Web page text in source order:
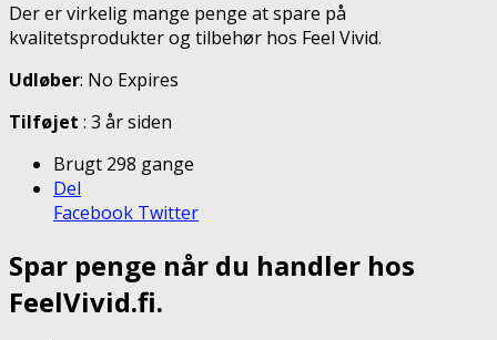
Der er virkelig mange penge at spare på
kvalitetsprodukter og tilbehør hos Feel Vivid.
Udløber: No Expires
Tilføjet : 3 år siden
Brugt 298 gange
Del
Facebook Twitter
Spar penge når du handler hos
FeelVivid.fi.